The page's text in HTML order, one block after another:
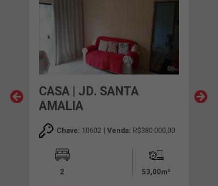
CASA | JD. SANTA
AMALIA
Chave: 10602 | Venda: R$380.000,00
2 53,00m²